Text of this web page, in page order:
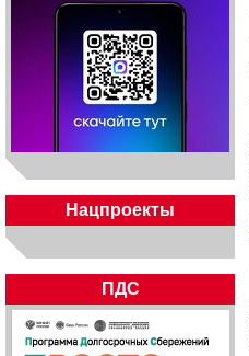
Нацпроекты
ПДС